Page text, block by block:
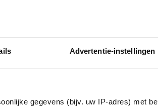
Advertentie-instellingen
gegevens (bijv. uw IP-adres) met